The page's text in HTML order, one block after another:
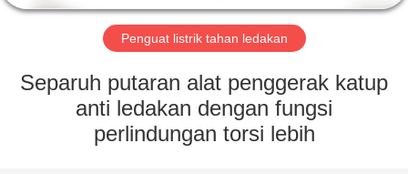
TENTANG
TUR
Penguat listrik tahan ledakan
Separuh putaran alat penggerak katup
anti ledakan dengan fungsi
perlindungan torsi lebih